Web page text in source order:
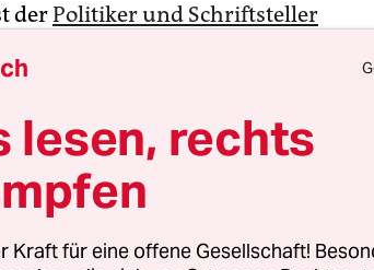
derPolitiker und Schriftsteller
sie alle auf diesen Tag
wegen ihrer Ideen und
oder weil sie den Herrscher
verärgert hatten.
und der gemeinsamen
lesen, rechts
Kraft für eine offene Gesellschaft!